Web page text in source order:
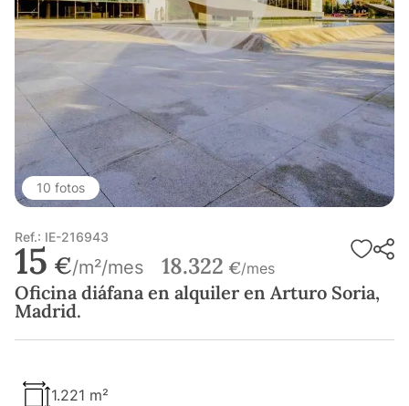
10 fotos
Ref.: IE-216943
15 €/m²/mes 18.322 €/mes
Oficina diáfana en alquiler en Arturo Soria,
Madrid.
1.221 m²